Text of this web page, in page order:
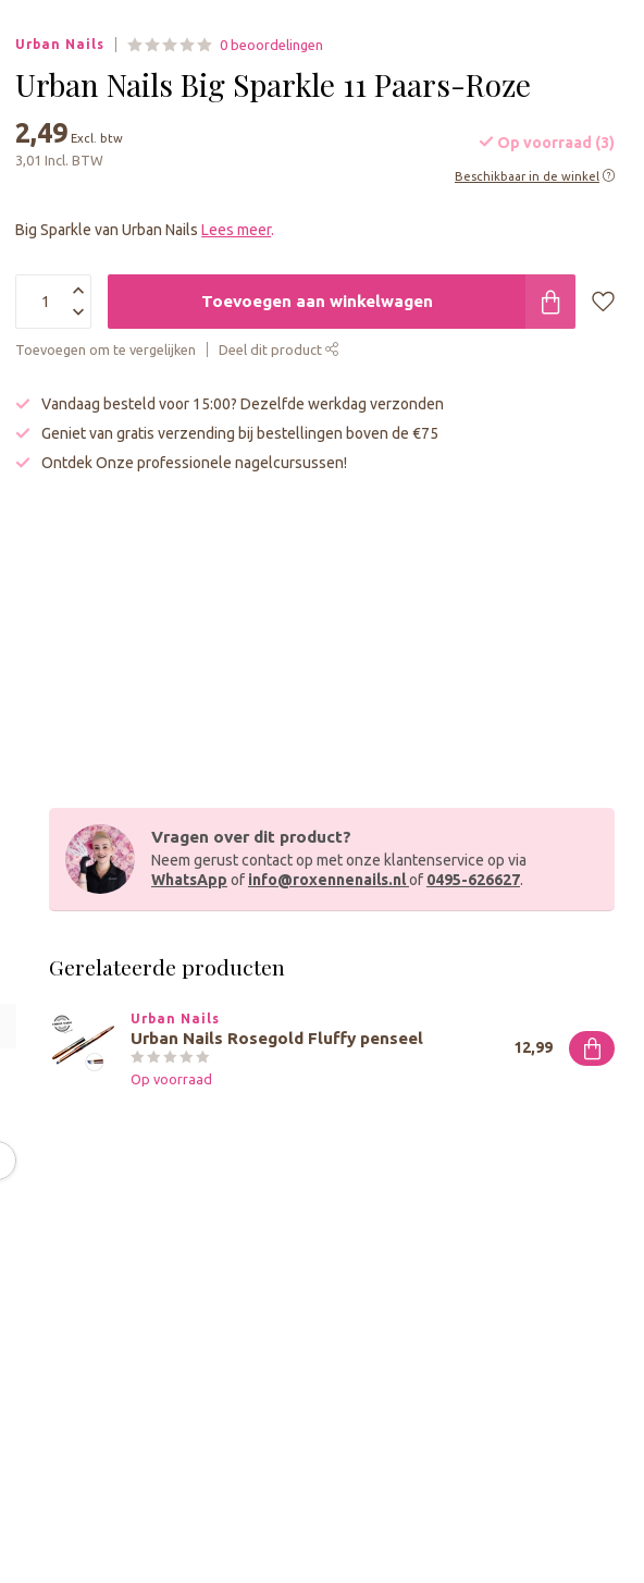
Urban Nails 0 beoordelingen
Urban Nails Big Sparkle 11 Paars-Roze
2,49 Excl. btw
3,01 Incl. BTW
Op voorraad (3)
Beschikbaar in de winkel
Big Sparkle van Urban NailsLees meer.
Toevoegen aan winkelwagen
Toevoegen om te vergelijken Deel dit product
Vandaag besteld voor 15:00? Dezelfde werkdag verzonden
Geniet van gratis verzending bij bestellingen boven de €75
Ontdek Onze professionele nagelcursussen!
Vragen over dit product?
Neem gerust contact op met onze klantenservice op via
WhatsApp of info@roxennenails.nlof 0495-626627.
Gerelateerde producten
Urban Nails
Urban Nails Rosegold Fluffy penseel
Op voorraad
12,99